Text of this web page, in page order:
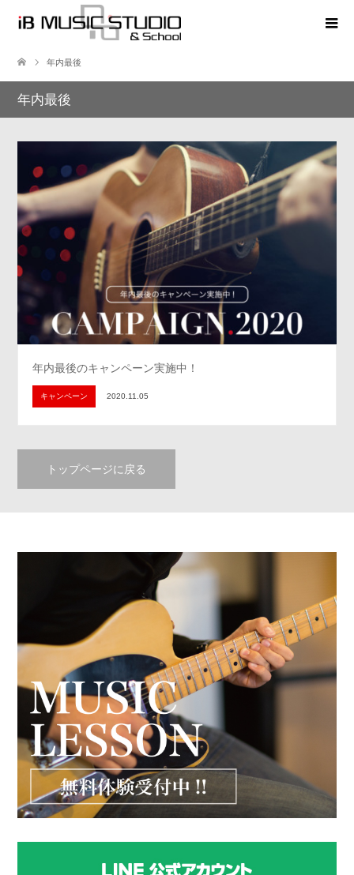
年内最後
年内最後
年内最後のキャンペーン実施中！
キャンペーン 2020.11.05
トップページに戻る